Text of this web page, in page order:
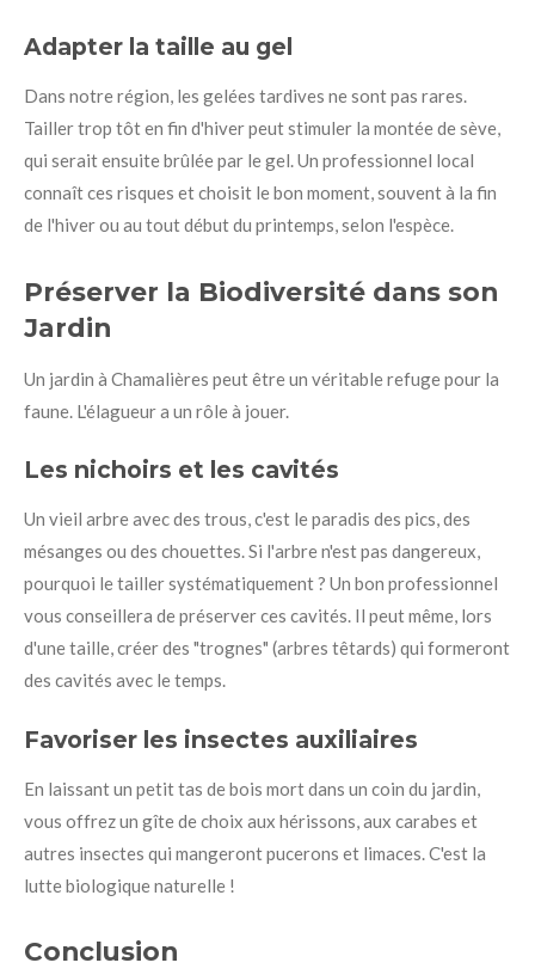
Adapter la taille au gel
Dans notre région, les gelées tardives ne sont pas rares.
Tailler trop tôt en fin d'hiver peut stimuler la montée de sève,
qui serait ensuite brûlée par le gel. Un professionnel local
connaît ces risques et choisit le bon moment, souvent à la fin
de l'hiver ou au tout début du printemps, selon l'espèce.
Préserver la Biodiversité dans son
Jardin
Un jardin à Chamalières peut être un véritable refuge pour la
faune. L'élagueur a un rôle à jouer.
Les nichoirs et les cavités
Un vieil arbre avec des trous, c'est le paradis des pics, des
mésanges ou des chouettes. Si l'arbre n'est pas dangereux,
pourquoi le tailler systématiquement ? Un bon professionnel
vous conseillera de préserver ces cavités. Il peut même, lors
d'une taille, créer des "trognes" (arbres têtards) qui formeront
des cavités avec le temps.
Favoriser les insectes auxiliaires
En laissant un petit tas de bois mort dans un coin du jardin,
vous offrez un gîte de choix aux hérissons, aux carabes et
autres insectes qui mangeront pucerons et limaces. C'est la
lutte biologique naturelle !
Conclusion